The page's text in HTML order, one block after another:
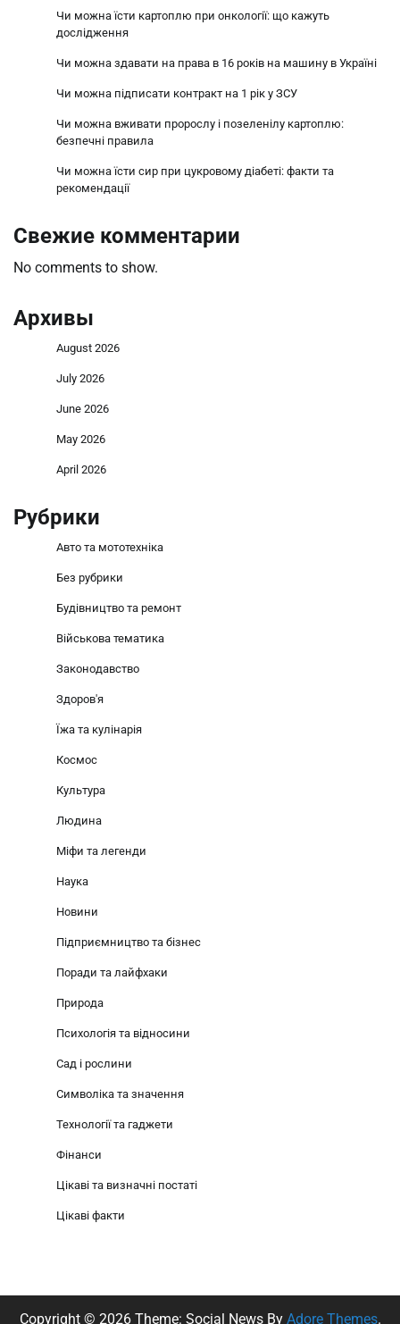
Чи можна їсти картоплю при онкології: що кажуть
дослідження
Чи можна здавати на права в 16 років на машину в Україні
Чи можна підписати контракт на 1 рік у ЗСУ
Чи можна вживати пророслу і позеленілу картоплю:
безпечні правила
Чи можна їсти сир при цукровому діабеті: факти та
рекомендації
Свежие комментарии
No comments to show.
Архивы
August 2026
July 2026
June 2026
May 2026
April 2026
Рубрики
Авто та мототехніка
Без рубрики
Будівництво та ремонт
Військова тематика
Законодавство
Здоров'я
Їжа та кулінарія
Космос
Культура
Людина
Міфи та легенди
Наука
Новини
Підприємництво та бізнес
Поради та лайфхаки
Природа
Психологія та відносини
Сад і рослини
Символіка та значення
Технології та гаджети
Фінанси
Цікаві та визначні постаті
Цікаві факти
Copyright © 2026 Theme: Social News By Adore Themes.